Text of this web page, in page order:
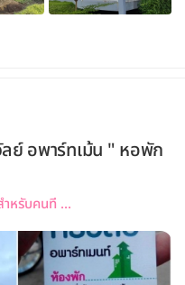
ย์ อพาร์ทเม้น " หอพัก
หรับคนที ...